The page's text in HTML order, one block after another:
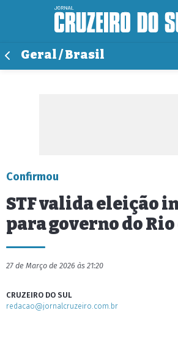
Geral / Brasil
Confirmou
STF valida eleição
para governo do
27 de Março de 2026 às 21:20
CRUZEIRO DO SUL
redacao@jornalcruzeiro.com.br